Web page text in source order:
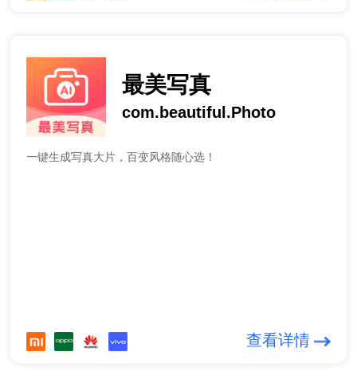
最美写真
com.beautiful.Photo
一键生成写真大片，百变风格随心选！
查看详情